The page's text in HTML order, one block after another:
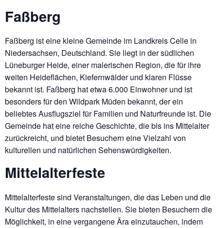
Faßberg
Faßberg ist eine kleine Gemeinde im Landkreis Celle in
Niedersachsen, Deutschland. Sie liegt in der südlichen
Lüneburger Heide, einer malerischen Region, die für ihre
weiten Heideflächen, Kiefernwälder und klaren Flüsse
bekannt ist. Faßberg hat etwa 6.000 Einwohner und ist
besonders für den Wildpark Müden bekannt, der ein
beliebtes Ausflugsziel für Familien und Naturfreunde ist. Die
Gemeinde hat eine reiche Geschichte, die bis ins Mittelalter
zurückreicht, und bietet Besuchern eine Vielzahl von
kulturellen und natürlichen Sehenswürdigkeiten.
Mittelalterfeste
Mittelalterfeste sind Veranstaltungen, die das Leben und die
Kultur des Mittelalters nachstellen. Sie bieten Besuchern die
Möglichkeit, in eine vergangene Ära einzutauchen, indem